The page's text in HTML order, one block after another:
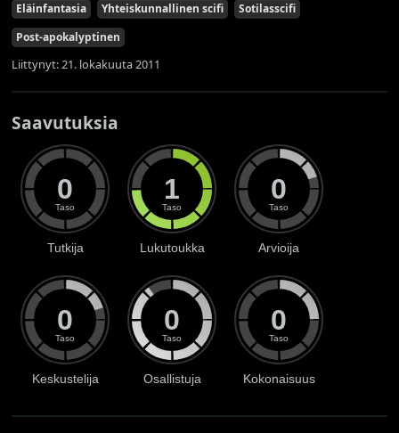
Eläinfantasia
Yhteiskunnallinen scifi
Sotilasscifi
Post-apokalyptinen
Liittynyt: 21. lokakuuta 2011
Saavutuksia
0
Taso
Tutkija
1
Taso
Lukutoukka
0
Taso
Arvioija
0
Taso
Keskustelija
0
Taso
Osallistuja
0
Taso
Kokonaisuus